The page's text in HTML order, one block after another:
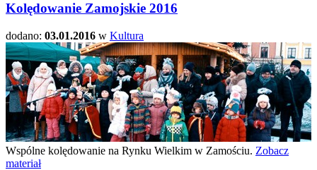
Kolędowanie Zamojskie 2016
dodano: 03.01.2016 w Kultura
Wspólne kolędowanie na Rynku Wielkim w Zamościu. Zobacz
materiał